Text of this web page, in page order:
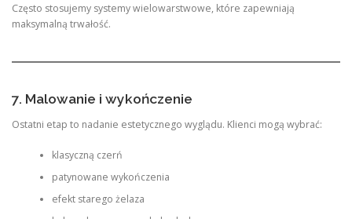
Często stosujemy systemy wielowarstwowe, które zapewniają
maksymalną trwałość.
7. Malowanie i wykończenie
Ostatni etap to nadanie estetycznego wyglądu. Klienci mogą wybrać:
klasyczną czerń
patynowane wykończenia
efekt starego żelaza